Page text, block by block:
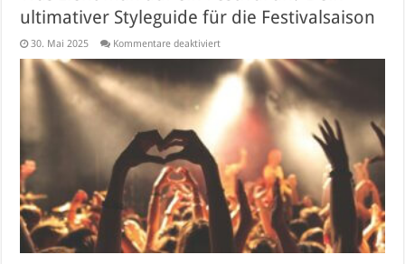
ultimativer Styleguide für die Festivalsaison
30. Mai 2025 Kommentare deaktiviertfür
zieht
man
auf
Festival
an?
ultimativer
Styleguide
für
die
Festivalsaison